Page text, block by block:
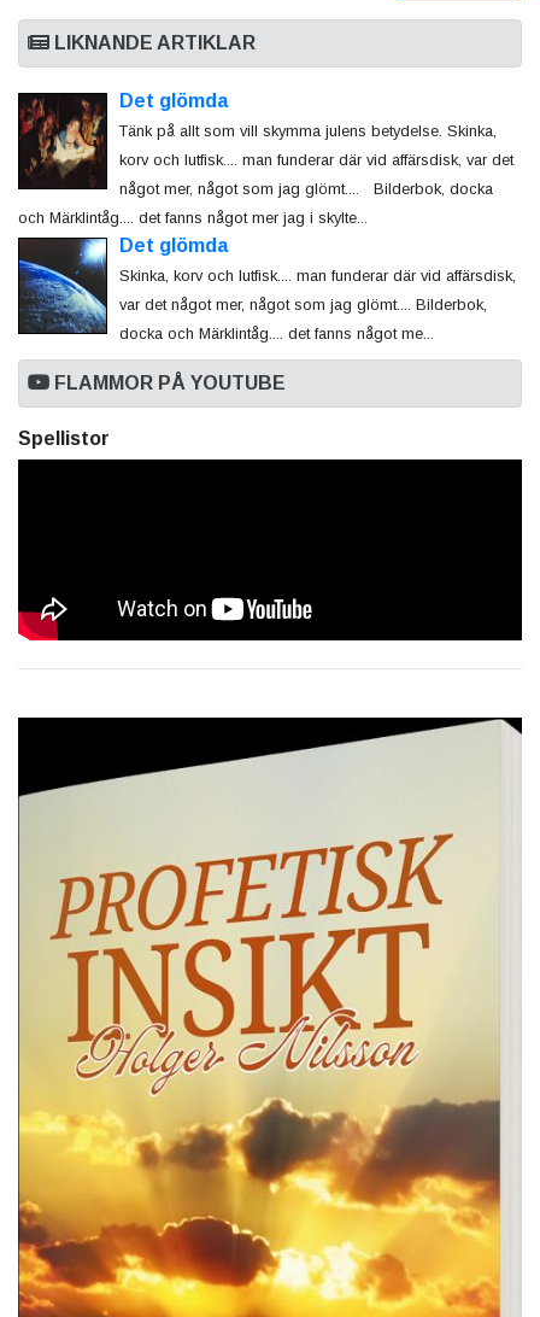
LIKNANDE ARTIKLAR
Det glömda
Tänk på allt som vill skymma julens betydelse. Skinka,
korv och lutfisk.... man funderar där vid affärsdisk, var det
något mer, något som jag glömt.... Bilderbok, docka
och Märklintåg.... det fanns något mer jag i skylte...
Det glömda
Skinka, korv och lutfisk.... man funderar där vid affärsdisk,
var det något mer, något som jag glömt.... Bilderbok,
docka och Märklintåg.... det fanns något me...
FLAMMOR PÅ YOUTUBE
Spellistor